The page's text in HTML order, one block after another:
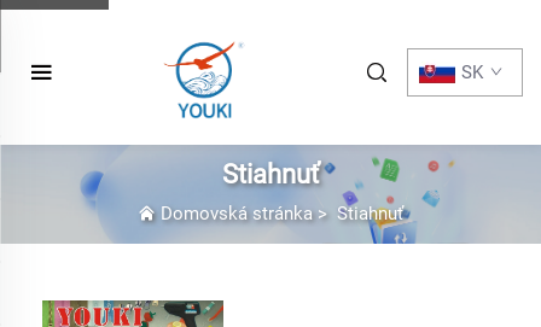
SK
Stiahnuť
Domovská stránka> Stiahnuť